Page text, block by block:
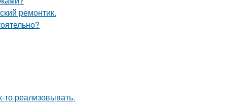
ремонтик.
то реализовывать.